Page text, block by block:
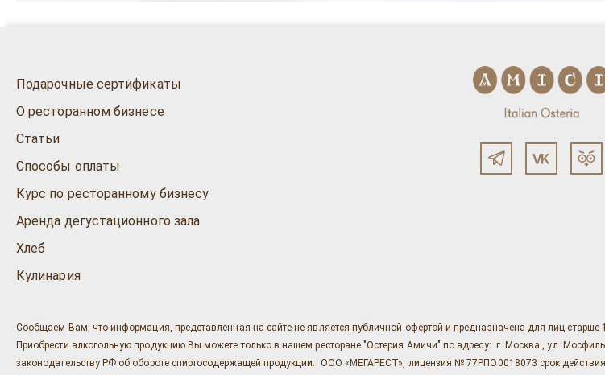
Подарочные сертификаты
О ресторанном бизнесе
Статьи
Способы оплаты
Курс по ресторанному бизнесу
Аренда дегустационного зала
Хлеб
Кулинария
Сообщаем Вам, что информация, представленная на сайте не является публичной офертой и предназначена для лиц
Приобрести алкогольную продукцию Вы можете только в нашем ресторане "Остерия Амичи" по адресу: г. Москва , ул.
законодательству РФ об обороте спиртосодержащей продукции. ООО «МЕГАРЕСТ», лицензия № 77РПО0018073 срок действия